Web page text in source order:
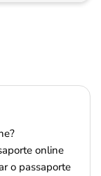
online
o passaporte